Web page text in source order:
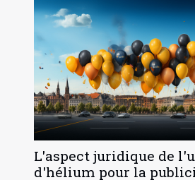
L'aspect juridique de
d'hélium pour la